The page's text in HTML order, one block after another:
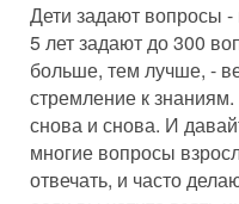
Дети задают вопросы
5 лет задают до 300
больше, тем лучше, -
стремление к
снова и снова. И
многие вопросы
отвечать, и часто